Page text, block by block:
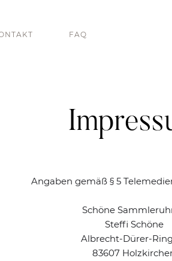
FAQ
Angaben gemäß § 5
Schöne
Steffi Schöne
Albrecht-Dürer-
83607